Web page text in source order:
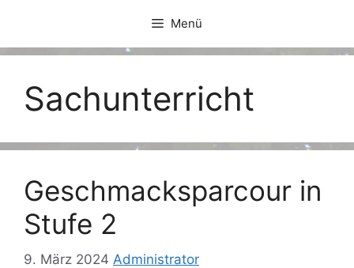
springen
Menü
Sachunterricht
Geschmacksparcour in
Stufe 2
9. März 2024 Administrator